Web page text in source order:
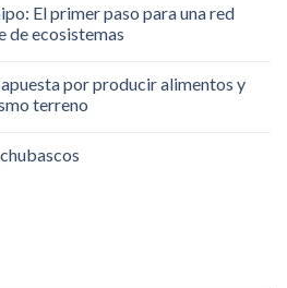
El primer paso para una red
de ecosistemas
por producir alimentos y
terreno